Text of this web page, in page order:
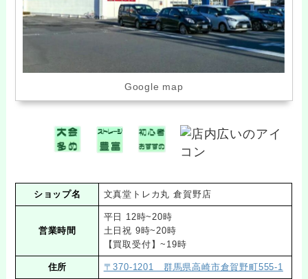
Google map
ショップ名 文真堂トレカ丸 倉賀野店
営業時間
平日 12時~20時
土日祝 9時~20時
【買取受付】~19時
住所 〒370-1201 群馬県高崎市倉賀野町555-1